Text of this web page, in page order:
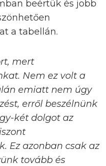
beértük és jobb
a tabellán.
mert
Nem ez volt a
emiatt nem úgy
erről beszélnünk
két dolgot az
Ez azonban csak az
tovább és